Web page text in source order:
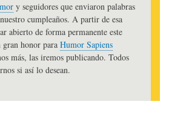
y seguidores que enviaron palabras
cumpleaños. A partir de esa
abierto de forma permanente este
honor para Humor Sapiens
más, las iremos publicando. Todos
si así lo desean.